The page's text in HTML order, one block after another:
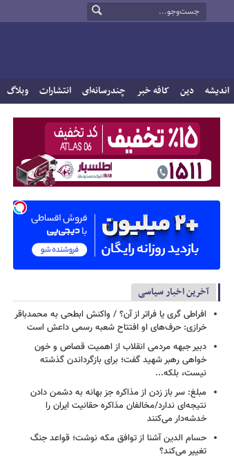
اندیشه دین کافه خبر چندرسانه‌ای انتشارات وبلاگ
آخرین اخبار سیاسی
افراطی گری یا فراتر از آن؟ / واکنش ابطحی به محمدباقر
خرازی: حرف‌های او افتتاح شعبه رسمی داعش است
دبیر جبهه مردمی انقلاب از اهمیت قصاص و خون
خواهی رهبر شهید گفت؛ برای بازگرداندن گذشته
نیست، بلکه...
مبلغ: سر باز زدن از مذاکره‌ جز بهانه به دشمن دادن
نتیجه‌ای ندارد/مخالفان مذاکره حقانیت ایران را
خدشه‌دار می‌کنند
حسام الدین آشنا از توافق مکه نوشت؛ قواعد جنگ
تغییر می‌کند؟